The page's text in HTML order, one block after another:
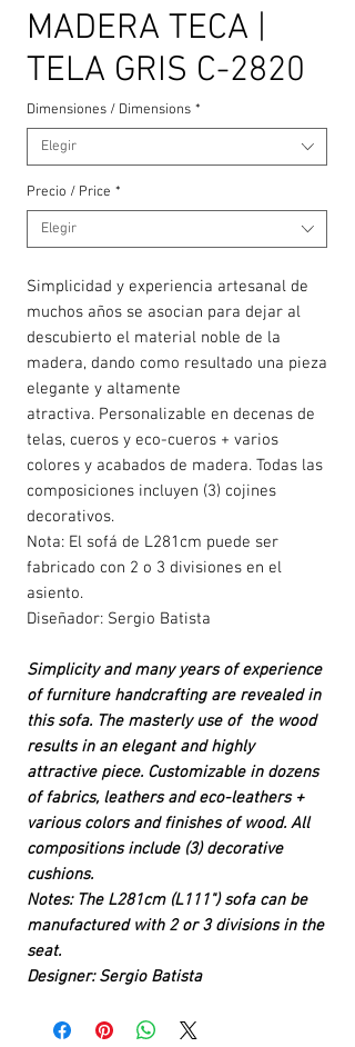
MADERA TECA |
TELA GRIS C-2820
Dimensiones / Dimensions *
Elegir
Precio / Price *
Elegir
Simplicidad y experiencia artesanal de
muchos años se asocian para dejar al
descubierto el material noble de la
madera, dando como resultado una pieza
elegante y altamente
atractiva. Personalizable en decenas de
telas, cueros y eco-cueros + varios
colores y acabados de madera. Todas las
composiciones incluyen (3) cojines
decorativos.
Nota: El sofá de L281cm puede ser
fabricado con 2 o 3 divisiones en el
asiento.
Diseñador: Sergio Batista
Simplicity and many years of experience
of furniture handcrafting are revealed in
this sofa. The masterly use of the wood
results in an elegant and highly
attractive piece. Customizable in dozens
of fabrics, leathers and eco-leathers +
various colors and finishes of wood. All
compositions include (3) decorative
cushions.
Notes: The L281cm (L111") sofa can be
manufactured with 2 or 3 divisions in the
seat.
Designer: Sergio Batista